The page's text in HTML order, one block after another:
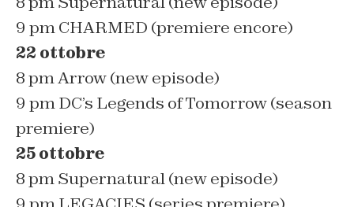
9 pmCHARMED (premiere encore)
22 ottobre
8 pmArrow(new episode)
9 pmDC’s Legends of Tomorrow(season
premiere)
25 ottobre
8 pmSupernatural(new episode)